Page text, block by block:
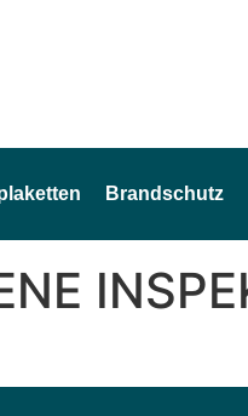
Brandschutz